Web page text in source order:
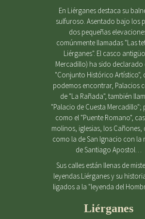
En Liérganes destaca su
sulfuroso. Asentado bajo los
dos pequeñas
comúnmente llamadas "Las
Liérganes". El casco
Mercadillo) ha sido
"Conjunto Histórico Artístico",
podemos encontrar, Palacios
de "La Rañada", también
"Palacio de Cuesta Mercadillo";
como el "Puente Romano",
molinos, iglesias, los Cañones,
como la de San Ignacio con la
de Santiago Apostol…
Sus calles están llenas de
leyendas.Liérganes y su
ligados a la "leyenda del
Liérganes